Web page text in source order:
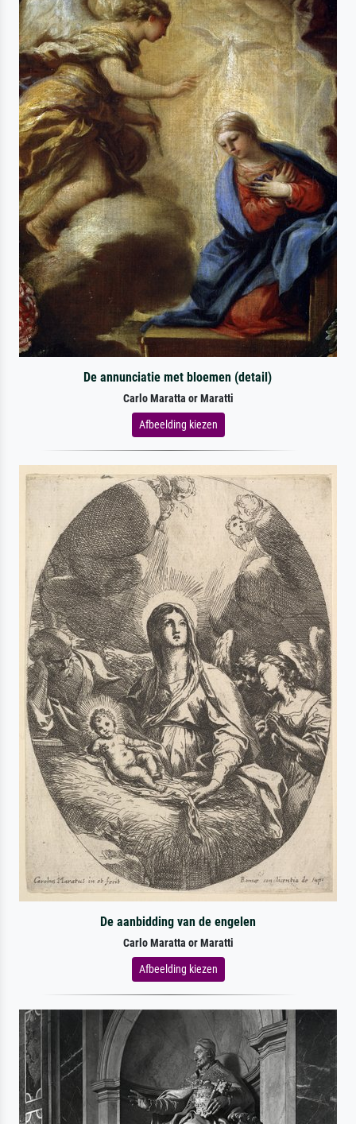
De annunciatie met bloemen (detail)
Carlo Maratta or Maratti
Afbeelding kiezen
De aanbidding van de engelen
Carlo Maratta or Maratti
Afbeelding kiezen